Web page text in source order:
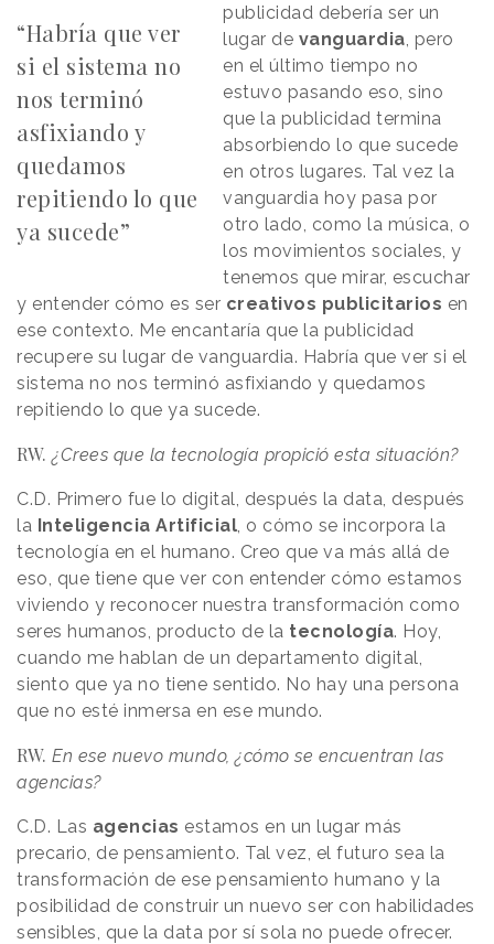
“Habría que ver
si el sistema no
nos terminó
asfixiando y
quedamos
repitiendo lo que
ya sucede”
publicidad debería ser un
lugar de vanguardia , pero
en el último tiempo no
estuvo pasando eso, sino
que la publicidad termina
absorbiendo lo que sucede
en otros lugares. Tal vez la
vanguardia hoy pasa por
otro lado, como la música, o
los movimientos sociales, y
tenemos que mirar, escuchar
y entender cómo es ser creativos publicitarios en
ese contexto. Me encantaría que la publicidad
recupere su lugar de vanguardia. Habría que ver si el
sistema no nos terminó asfixiando y quedamos
repitiendo lo que ya sucede.
RW. ¿Crees que la tecnología propició esta situación?
C.D. Primero fue lo digital, después la data, después
la Inteligencia Artificial , o cómo se incorpora la
tecnología en el humano. Creo que va más allá de
eso, que tiene que ver con entender cómo estamos
viviendo y reconocer nuestra transformación como
seres humanos, producto de la tecnología. Hoy,
cuando me hablan de un departamento digital,
siento que ya no tiene sentido. No hay una persona
que no esté inmersa en ese mundo.
RW. En ese nuevo mundo, ¿cómo se encuentran las
agencias?
C.D. Las agencias estamos en un lugar más
precario, de pensamiento. Tal vez, el futuro sea la
transformación de ese pensamiento humano y la
posibilidad de construir un nuevo ser con habilidades
sensibles, que la data por sí sola no puede ofrecer.